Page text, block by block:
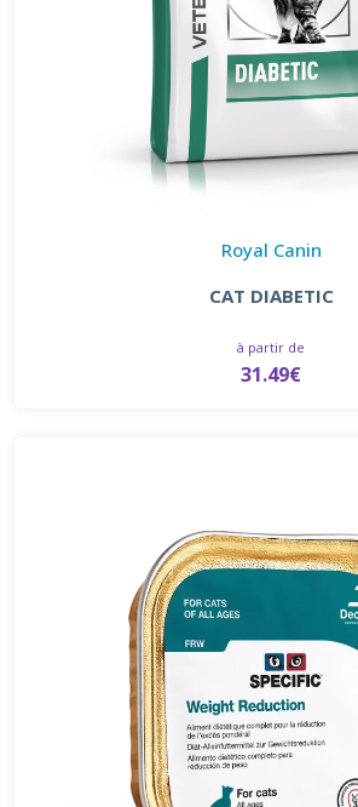
Royal Canin
CAT DIABETIC
à partir de
31.49€